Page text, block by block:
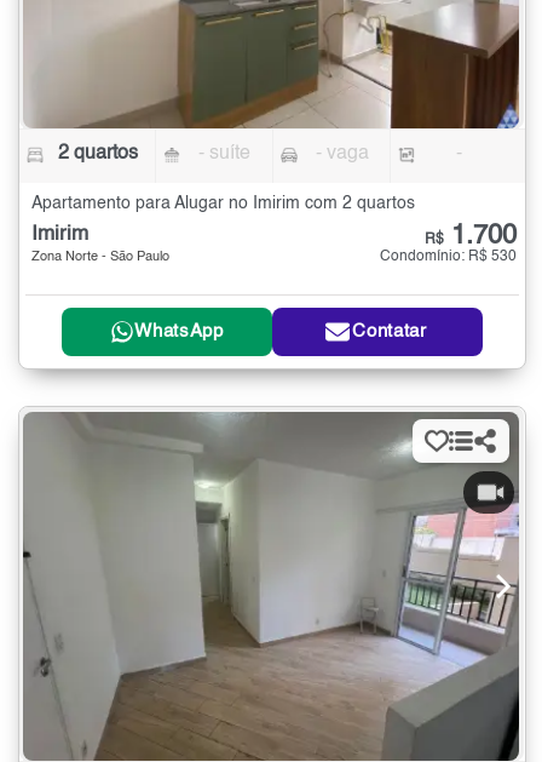
2 quartos - suíte - vaga -
Apartamento para Alugar no Imirim com 2 quartos
Imirim
Zona Norte - São Paulo
R$ 1.700
Condomínio: R$ 530
WhatsApp Contatar